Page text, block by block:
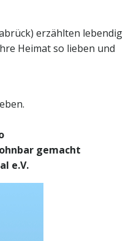
erzählten lebendig
Heimat so lieben und
gemacht
e.V.